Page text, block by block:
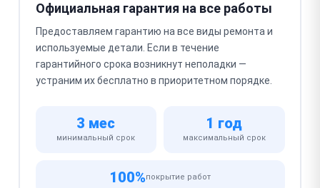
Официальная гарантия на все работы
Предоставляем гарантию на все виды ремонта и
используемые детали. Если в течение
гарантийного срока возникнут неполадки —
устраним их бесплатно в приоритетном порядке.
3 мес
минимальный срок
1 год
максимальный срок
100%покрытие работ